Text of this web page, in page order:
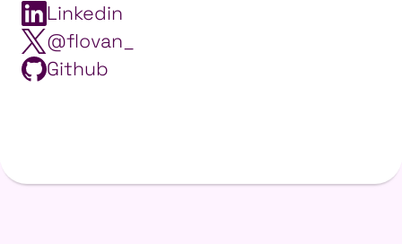
Linkedin
@flovan_
Github